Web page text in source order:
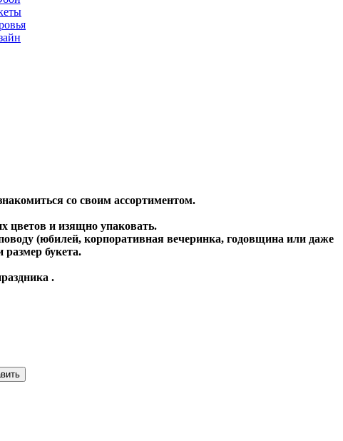
со своим ассортиментом.
цветов и изящно упаковать.
(юбилей, корпоративная вечеринка, годовщина или даже
размер букета.
.